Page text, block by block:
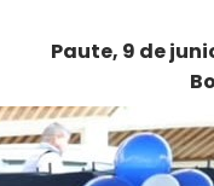
Paute, 9 de